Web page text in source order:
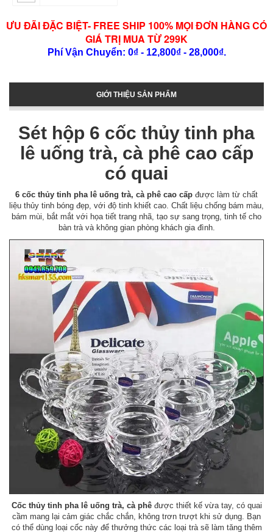
ƯU ĐÃI ĐẶC BIỆT- FREE SHIP 100% MỌI ĐƠN HÀNG CÓ
GIÁ TRỊ MUA TỪ 299K
Phí Vận Chuyển: 0₫ - 12,800₫ - 28,000₫.
GIỚI THIỆU SẢN PHẨM
Sét hộp 6 cốc thủy tinh pha
lê uống trà, cà phê cao cấp
có quai
6 cốc thủy tinh pha lê uống trà, cà phê cao cấp được làm từ chất
liệu thủy tinh bóng đẹp, với độ tinh khiết cao. Chất liệu chống bám màu,
bám mùi, bắt mắt với họa tiết trang nhã, tạo sự sang trọng, tinh tế cho
bàn trà và không gian phòng khách gia đình.
Cốc thủy tinh pha lê uống trà, cà phêđược thiết kế vừa tay, có quai
cầm mang lại cảm giác chắc chắn, không trơn trượt khi sử dụng. Bạn
có thể dùng loại cốc này để thưởng thức các loại trà sẽ làm tăng thêm